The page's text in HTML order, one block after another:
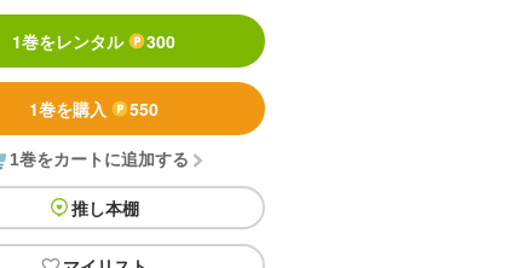
1巻をレンタル 300
1巻を購入 550
1巻をカートに追加する
推し本棚